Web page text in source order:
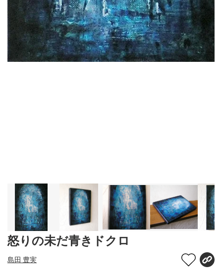
怒りの未だ青きドクロ
島田 豊実